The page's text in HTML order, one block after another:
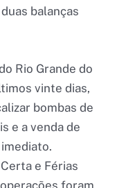
balanças
Rio Grande do
vinte dias,
bombas de
e a venda de
e Férias